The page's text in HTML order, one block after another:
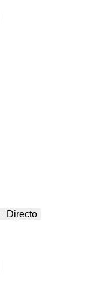
Directo